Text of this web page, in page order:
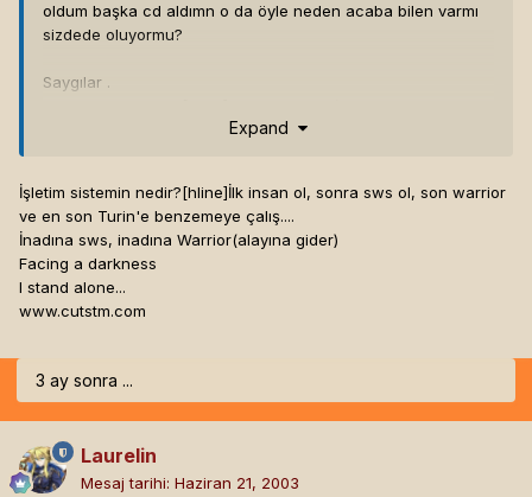
oldum başka cd aldımn o da öyle neden acaba bilen varmı
sizdede oluyormu?
Saygılar .
Orjinal UO Dünyasında , Orjinal Britannia tarihi üzerine
Virtuelerle oynamak nasıl olurdu?
http://www.pepelek.com/forum/view.php?id=20786
İletişim için ::>
Expand
İşletim sistemin nedir?[hline]İlk insan ol, sonra sws ol, son warrior
ve en son Turin'e benzemeye çalış....
İnadına sws, inadına Warrior(alayına gider)
Facing a darkness
I stand alone...
www.cutstm.com
3 ay sonra ...
Laurelin
Mesaj tarihi: Haziran 21, 2003